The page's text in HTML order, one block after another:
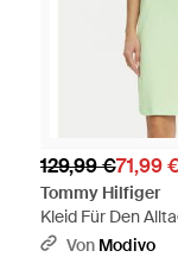
129,99 €71,99
Tommy Hilfiger
Kleid Für Den
Slim Fit - Grün
Von Modivo